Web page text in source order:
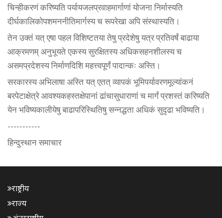
चिन्हीकरणं करिष्यति पर्यायजलप्रवाहमार्गाणां योजना निर्मास्यति
दीर्घकालिकोपशमननीतिमार्गस्य च रूपरेखा अपि संस्थास्यति।
तेन उक्तं यत् एषा पहल विशिष्टतया तेषु प्रदेशेषु यत्र प्रतिवर्षं बाढाया
आक्रमणम् अनुभूयते एकस्य सुरक्षितस्य अधिकसहनशीलस्य च
असमप्रदेशस्य निर्माणदिशि महत्त्वपूर्णं पादान्कः अस्ति।
सरकारस्य अभिलाषा अस्ति यत् एतत् व्यापकं भूमिपर्यावरणमूल्यांकनं
बरपेटाक्षेत्रे आवश्यकहस्तक्षेपानां ढांचासुधाराणां च मार्गं प्रशस्तं करिष्यति
येन भविष्यकालीयेषु बाढापरिस्थितिषु सन्नद्धता अधिकं सुदृढा भविष्यति।
-----------
हिन्दुस्थान समाचार
राष्ट्रीय
राज्य